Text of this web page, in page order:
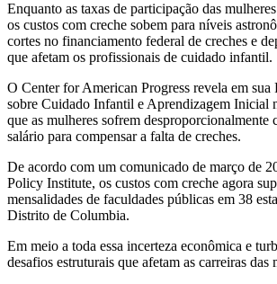
Enquanto as taxas de participação das
os custos com creche sobem para níveis
cortes no financiamento federal de creches e
que afetam os profissionais de cuidado infantil.
O Center for American Progress revela em sua
sobre Cuidado Infantil e Aprendizagem Inicial
que as mulheres sofrem desproporcionalmente
salário para compensar a falta de creches.
De acordo com um comunicado de março de
Policy Institute, os custos com creche agora
mensalidades de faculdades públicas em 38
Distrito de Columbia.
Em meio a toda essa incerteza econômica e
desafios estruturais que afetam as carreiras das